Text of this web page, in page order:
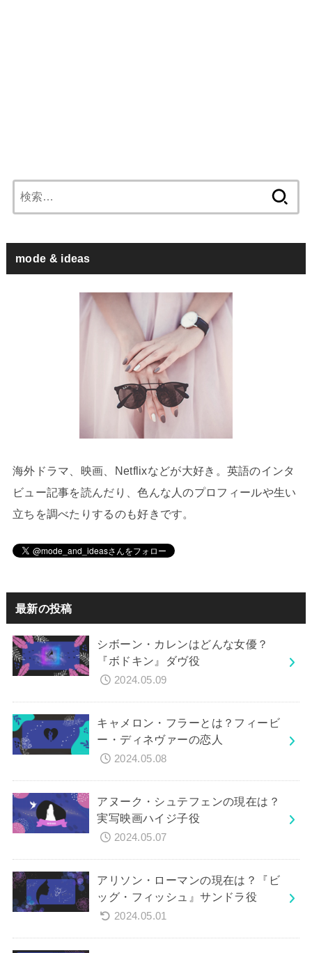
索:
mode & ideas
海外ドラマ、映画、Netflixなどが大好き。英語のインタ
ビュー記事を読んだり、色んな人のプロフィールや生い
立ちを調べたりするのも好きです。
最新の投稿
シボーン・カレンはどんな女優？
『ボドキン』ダヴ役
2024.05.09
キャメロン・フラーとは？フィービ
ー・ディネヴァーの恋人
2024.05.08
アヌーク・シュテフェンの現在は？
実写映画ハイジ子役
2024.05.07
アリソン・ローマンの現在は？『ビ
ッグ・フィッシュ』サンドラ役
2024.05.01